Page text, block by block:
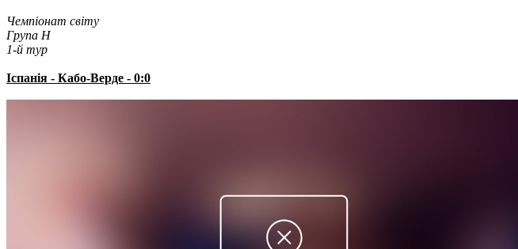
Чемпіонат світу
Група H
1-й тур
Іспанія - Кабо-Верде - 0:0